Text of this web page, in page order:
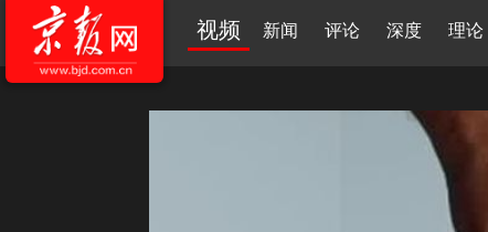
视频 新闻 评论 深度 理论